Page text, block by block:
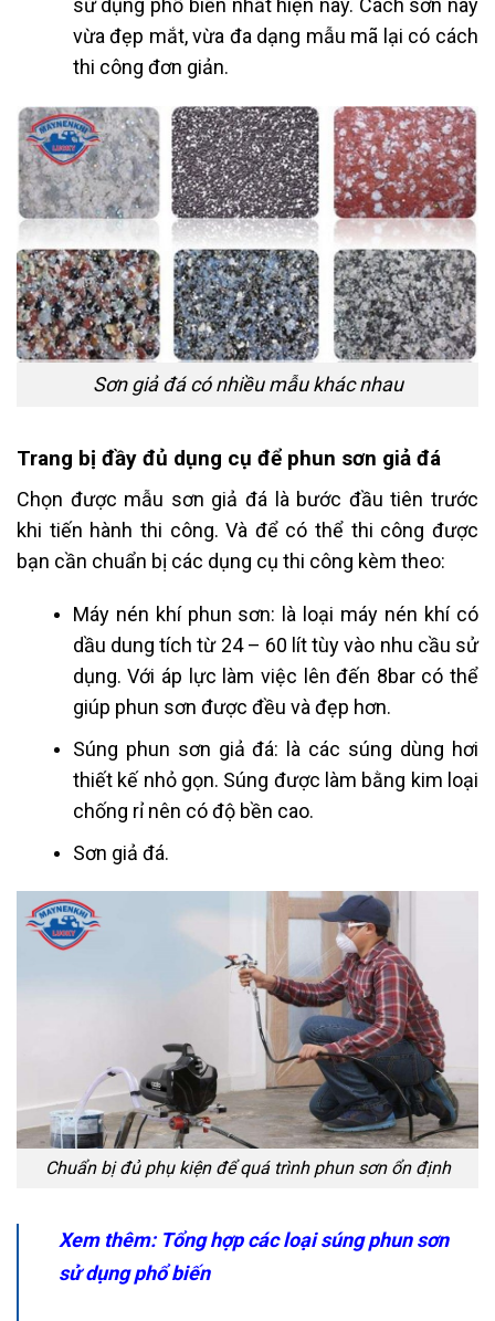
sử dụng phổ biến nhất hiện nay. Cách sơn này
vừa đẹp mắt, vừa đa dạng mẫu mã lại có cách
thi công đơn giản.
Sơn giả đá có nhiều mẫu khác nhau
Trang bị đầy đủ dụng cụ để phun sơn giả đá
Chọn được mẫu sơn giả đá là bước đầu tiên trước
khi tiến hành thi công. Và để có thể thi công được
bạn cần chuẩn bị các dụng cụ thi công kèm theo:
Máy nén khí phun sơn: là loại máy nén khí có
dầu dung tích từ 24 – 60 lít tùy vào nhu cầu sử
dụng. Với áp lực làm việc lên đến 8bar có thể
giúp phun sơn được đều và đẹp hơn.
Súng phun sơn giả đá: là các súng dùng hơi
thiết kế nhỏ gọn. Súng được làm bằng kim loại
chống rỉ nên có độ bền cao.
Sơn giả đá.
Chuẩn bị đủ phụ kiện để quá trình phun sơn ổn định
Xem thêm: Tổng hợpcác loại súng phun sơn
sử dụng phổ biến